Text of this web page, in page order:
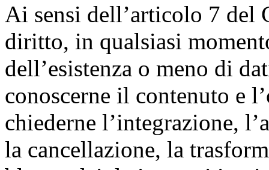
Ai sensi dell’articolo 7 del
diritto, in qualsiasi
dell’esistenza o meno di
conoscerne il contenuto e
chiederne l’integrazione,
la cancellazione, la